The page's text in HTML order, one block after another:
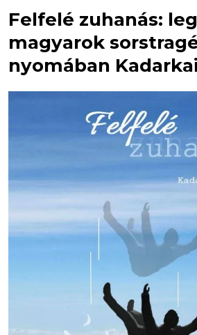
Felfelé zuhanás:
magyarok
nyomában